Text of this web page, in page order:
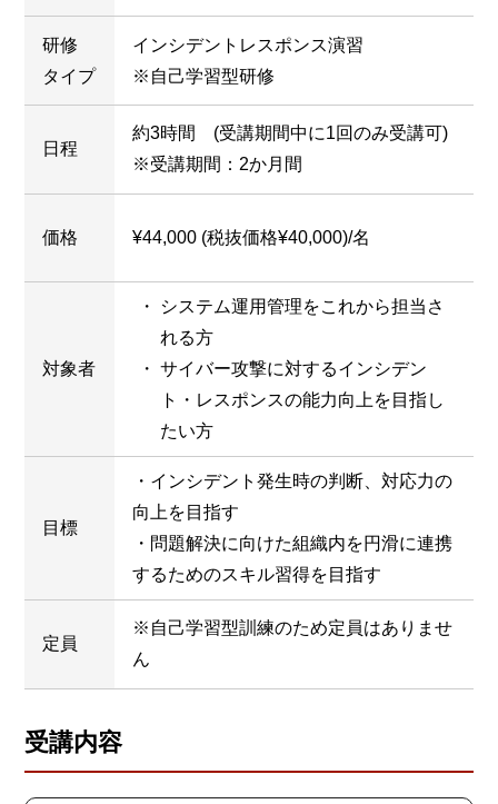
研修
タイプ
インシデントレスポンス演習
※自己学習型研修
日程
約3時間 (受講期間中に1回のみ受講可)
※受講期間：2か月間
価格 ¥44,000 (税抜価格¥40,000)/名
対象者
システム運用管理をこれから担当さ
れる方
サイバー攻撃に対するインシデン
ト・レスポンスの能力向上を目指し
たい方
目標
・インシデント発生時の判断、対応力の
向上を目指す
・問題解決に向けた組織内を円滑に連携
するためのスキル習得を目指す
定員
※自己学習型訓練のため定員はありませ
ん
受講内容